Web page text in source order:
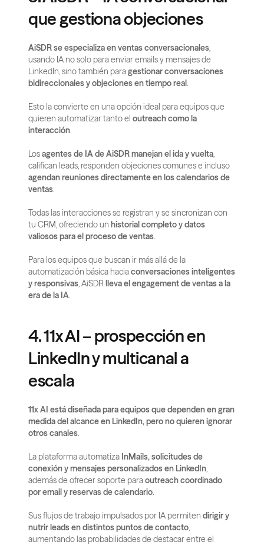
que gestiona objeciones
AiSDR se especializa en ventas conversacionales,
usando IA no solo para enviar emails y mensajes de
LinkedIn, sino también para gestionar conversaciones
bidireccionales y objeciones en tiempo real.
Esto la convierte en una opción ideal para equipos que
quieren automatizar tanto el outreach como la
interacción.
Los agentes de IA de AiSDR manejan el ida y vuelta,
agendan reuniones directamente en los calendarios de
ventas.
Todas las interacciones se registran y se sincronizan con
tu CRM, ofreciendo un historial completo y datos
valiosos para el proceso de ventas.
Para los equipos que buscan ir más allá de la
automatización básica hacia conversaciones inteligentes
y responsivas, AiSDR lleva el engagement de ventas a la
era de la IA.
4. 11x AI – prospección en
LinkedIn y multicanal a
escala
11x AI está diseñada para equipos que dependen en gran
medida del alcance en LinkedIn, pero no quieren ignorar
otros canales.
La plataforma automatiza InMails, solicitudes de
conexión y mensajes personalizados en LinkedIn,
además de ofrecer soporte para outreach coordinado
por email y reservas de calendario.
Sus flujos de trabajo impulsados por IA permiten dirigir y
nutrir leads en distintos puntos de contacto,
aumentando las probabilidades de destacar entre el